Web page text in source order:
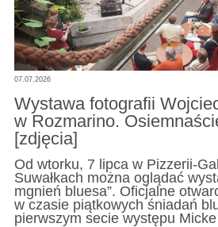
07.07.2026
Wystawa fotografii
w Rozmarino.
[zdjęcia]
Od wtorku, 7 lipca w Pizzerii-
Suwałkach można oglądać
mgnień bluesa”. Oficjalne
w czasie piątkowych śniadań
pierwszym secie występu